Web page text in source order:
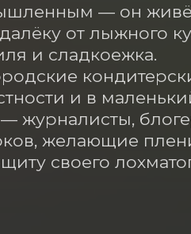
— он
от лыжного
и сладкоежка.
и в
журналисты,
желающие
своего